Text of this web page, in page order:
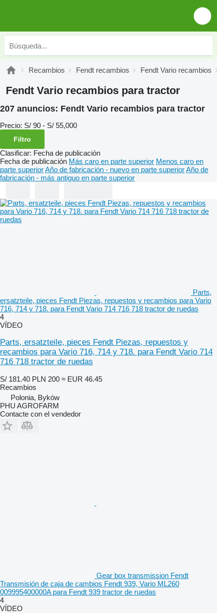
Recambios Fendt recambios Fendt Vario recambios
Fendt Vario recambios para tractor
207 anuncios: Fendt Vario recambios para tractor
Precio: S/ 90 - S/ 55,000
Filtro
Clasificar: Fecha de publicación
Fecha de publicación Más caro en parte superior Menos caro en
parte superiorAño de fabricación - nuevo en parte superiorAño de
fabricación - más antiguo en parte superior
Parts,
ersatzteile, pieces Fendt Piezas, repuestos y recambios para Vario
716, 714 y 718. para Fendt Vario 714 716 718 tractor de ruedas
4
VÍDEO
Parts, ersatzteile, pieces Fendt Piezas, repuestos y
recambios para Vario 716, 714 y 718. para Fendt Vario 714
716 718 tractor de ruedas
S/ 181.40 PLN 200 ≈ EUR 46.45
Recambios
Polonia, Byków
PHU AGROFARM
Contacte con el vendedor
Gear box transmission Fendt
Transmisión de caja de cambios Fendt 939, Vario ML260
009995400000A para Fendt 939 tractor de ruedas
4
VÍDEO